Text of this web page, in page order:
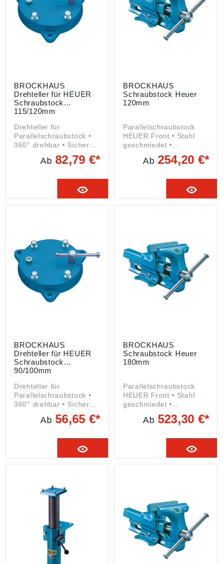
Angaben gemäß
Produktsicherheitsveror
dnung ((EU) 2023/998):
Brockhaus Heuer
GmbH, Oestertalstr.54,
Schraubstock mit
Backenbreite 100 mm
Angaben gemäß
Produktsicherheitsveror
dnung ((EU) 2023/998):
BROCKHAUS
Drehteller für HEUER
Schraubstock
115/120mm
Drehteller für
Parallelschraubstock •
360° drehbar • Sichere
Arretierung durch
Spindelschlüssel •
Aufnahmeplatte
Eindringen von Schmutz
Compact entsprechen
einem HEUER-Front-
Schraubstock mit
Backenbreite 100 mm
Angaben gemäß
Produktsicherheitsveror
dnung ((EU) 2023/998):
Ab82,79 €*
BROCKHAUS
Schraubstock Heuer
120mm
Parallelschraubstock
HEUER Front • Stahl
geschmiedet •
Spannbacken gehärtet •
Amboss • Doppelt,
Prismenführung •
Trapezgewinde • Gegen
Angeschmiedete
Rohrspannbacken
Angaben gemäß
Produktsicherheitsveror
dnung ((EU) 2023/998):
Brockhaus Heuer
GmbH, Oestertalstr.54,
Ab 254,20 €*
BROCKHAUS
Drehteller für HEUER
Schraubstock
90/100mm
Drehteller für
Parallelschraubstock •
360° drehbar • Sichere
Arretierung durch
Spindelschlüssel •
Aufnahmeplatte
Eindringen von Schmutz
Lochabstände im Fuß
des Schraubstocks
Schraubstock mit
Backenbreite 100 mm
Angaben gemäß
Produktsicherheitsveror
dnung ((EU) 2023/998):
Ab56,65 €*
BROCKHAUS
Schraubstock Heuer
180mm
Parallelschraubstock
HEUER Front • Stahl
geschmiedet •
Spannbacken gehärtet •
Amboss • Doppelt,
Prismenführung •
Trapezgewinde • Gegen
Angeschmiedete
Rohrspannbacken
Angaben gemäß
Produktsicherheitsveror
dnung ((EU) 2023/998):
Brockhaus Heuer
GmbH, Oestertalstr.54,
Ab 523,30 €*